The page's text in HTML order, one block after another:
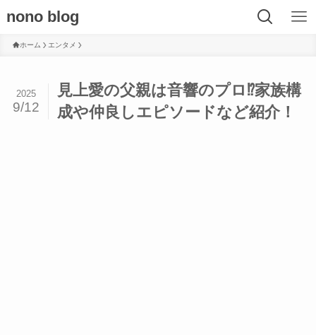
nono blog
ホーム エンタメ
見上愛の父親は音響のプロ⁉︎家族構
成や仲良しエピソードなど紹介！
2025
9/12